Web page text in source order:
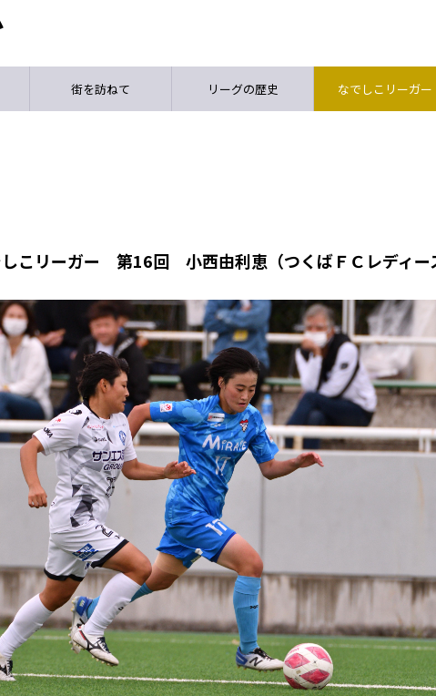
街を訪ねて リーグの歴史 なでしこリーガー
こリーガー 第16回 小西由利恵（つくばＦＣレディー